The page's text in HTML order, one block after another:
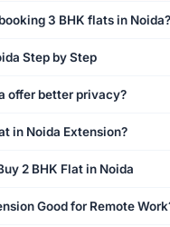
3 BHK flats in Noida?
Step by Step
offer better privacy?
in Noida Extension?
2 BHK Flat in Noida
Good for Remote